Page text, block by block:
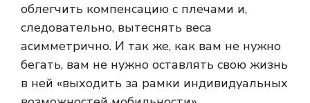
облегчить компенсацию с плечами и,
следовательно, вытеснять веса
асимметрично. И так же, как вам не нужно
бегать, вам не нужно оставлять свою жизнь
в ней «выходить за рамки индивидуальных